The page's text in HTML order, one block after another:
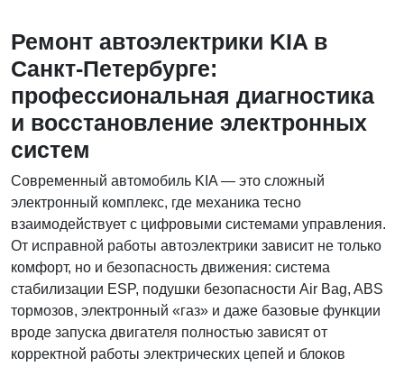
Ремонт автоэлектрики KIA в
Санкт-Петербурге:
профессиональная диагностика
и восстановление электронных
систем
Современный автомобиль KIA — это сложный
электронный комплекс, где механика тесно
взаимодействует с цифровыми системами управления.
От исправной работы автоэлектрики зависит не только
комфорт, но и безопасность движения: система
стабилизации ESP, подушки безопасности Air Bag, ABS
тормозов, электронный «газ» и даже базовые функции
вроде запуска двигателя полностью зависят от
корректной работы электрических цепей и блоков